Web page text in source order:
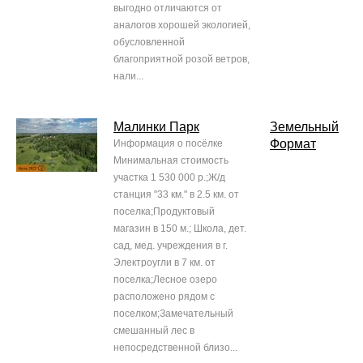
выгодно отличаются от
аналогов хорошей экологией,
обусловленной
благоприятной розой ветров,
нали...
Малинки Парк
Информация о посёлке
Минимальная стоимость
участка 1 530 000 р.;Ж/д
станция "33 км." в 2.5 км. от
поселка;Продуктовый
магазин в 150 м.; Школа, дет.
сад, мед. учреждения в г.
Электроугли в 7 км. от
поселка;Лесное озеро
расположено рядом с
поселком;Замечательный
смешанный лес в
непосредственной близо...
Земельный
Формат